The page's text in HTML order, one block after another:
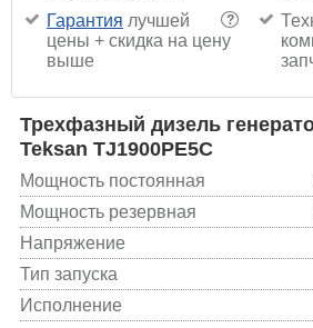
?
Гарантия лучшей
цены + скидка на цену
выше
Трехфазный дизель
Teksan TJ1900PE5C
Мощность постоянная
Мощность резервная
Напряжение
Тип запуска
Исполнение